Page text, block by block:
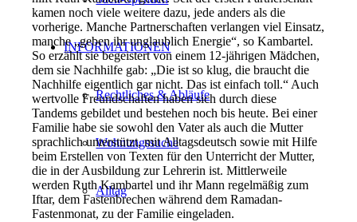
INFORMATIONEN
Rechtliches & Abläufe
Wohnungssuche
Alltag
kamen noch viele weitere dazu, jede anders als die
vorherige. Manche Partnerschaften verlangen viel Einsatz,
manche „geben ihr unglaublich Energie“, so Kambartel.
So erzählt sie begeistert von einem 12-jährigen Mädchen,
dem sie Nachhilfe gab: „Die ist so klug, die braucht die
Nachhilfe eigentlich gar nicht. Das ist einfach toll.“ Auch
wertvolle Freundschaften haben sich durch diese
Tandems gebildet und bestehen noch bis heute. Bei einer
Familie habe sie sowohl den Vater als auch die Mutter
sprachlich unterstützt, mit Alltagsdeutsch sowie mit Hilfe
beim Erstellen von Texten für den Unterricht der Mutter,
die in der Ausbildung zur Lehrerin ist. Mittlerweile
werden Ruth Kambartel und ihr Mann regelmäßig zum
Iftar, dem Fastenbrechen während dem Ramadan-
Fastenmonat, zu der Familie eingeladen.